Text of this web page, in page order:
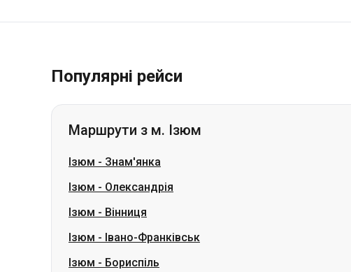
Ізюм Знам'янка
Ізюм-Вінниця
Ізюм-Івано-Франківськ
Ізюм-Бориспіль
Ізюм-Кропивницький
Ізюм-Кам'янське
Ізюм-Кривий Ріг